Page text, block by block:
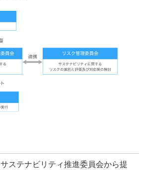
サステナビリティ推進委員会から提